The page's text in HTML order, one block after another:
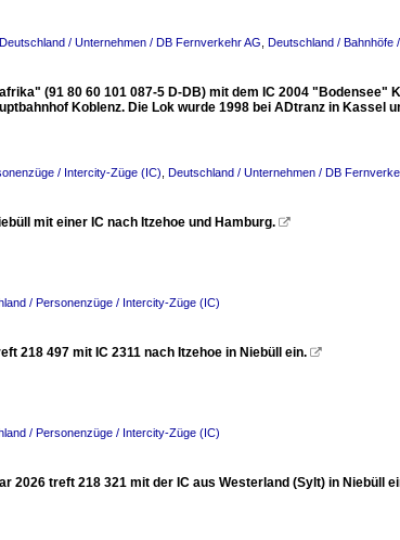
Deutschland / Unternehmen / DB Fernverkehr AG Deutschland / Bahnhöfe
(91 80 60 101 087-5 D-DB) mit dem IC 2004 "Bodensee"
Koblenz. Die Lok wurde 1998 bei ADtranz in Kassel
/ Intercity-Züge (IC) Deutschland / Unternehmen / DB
mit einer IC nach Itzehoe und Hamburg. 
/ Personenzüge / Intercity-Züge (IC)
218 497 mit IC 2311 nach Itzehoe in Niebüll ein. 
/ Personenzüge / Intercity-Züge (IC)
2026 treft 218 321 mit der IC aus Westerland (Sylt) in Niebüll